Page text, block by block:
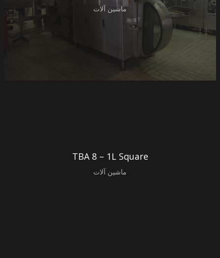
ماشین آلات
TBA 8 – 1L Square
ماشین آلات